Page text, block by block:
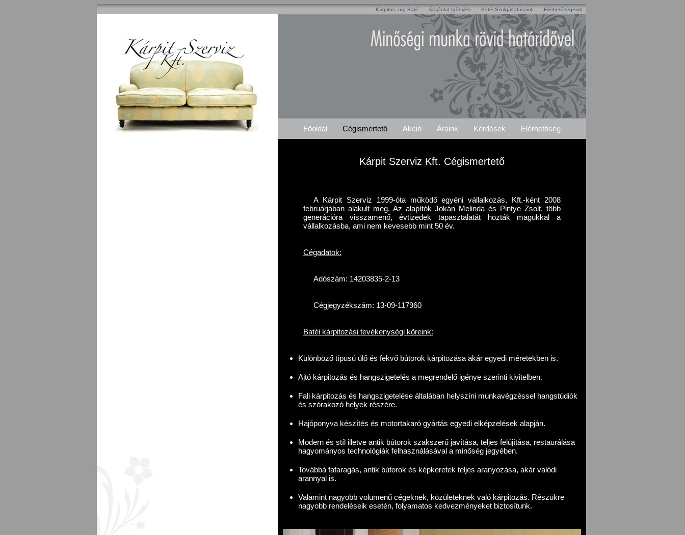
Kárpitos .org Baté Árajánlat Igénylés Batéi Szolgáltatásaink Elérhetőségeink
Főoldal Cégismertető Akció Áraink Kérdések Elérhetőség
Kárpit Szerviz Kft. Cégismertető
A Kárpit Szerviz 1999-óta működő egyéni vállalkozás, Kft.-ként 2008
februárjában alakult meg. Az alapítók Jokán Melinda és Pintye Zsolt, több
generációra visszamenő, évtizedek tapasztalatát hozták magukkal a
vállalkozásba, ami nem kevesebb mint 50 év.
Cégadatok:
Adószám: 14203835-2-13
Cégjegyzékszám: 13-09-117960
Batéi kárpitozási tevékenységi köreink:
Különböző típusú ülő és fekvő bútorok kárpitozása akár egyedi méretekben is.
Ajtó kárpitozás és hangszigetelés a megrendelő igénye szerinti kivitelben.
Fali kárpitozás és hangszigetelése általában helyszíni munkavégzéssel hangstúdiók
és szórakozó helyek részére.
Hajóponyva készítés és motortakaró gyártás egyedi elképzelések alapján.
Modern és stíl illetve antik bútorok szakszerű javítása, teljes felújítása, restaurálása
hagyományos technológiák felhasználásával a minőség jegyében.
Továbbá fafaragás, antik bútorok és képkeretek teljes aranyozása, akár valódi
arannyal is.
Valamint nagyobb volumenű cégeknek, közületeknek való kárpitozás. Részükre
nagyobb rendeléseik esetén, folyamatos kedvezményeket biztosítunk.